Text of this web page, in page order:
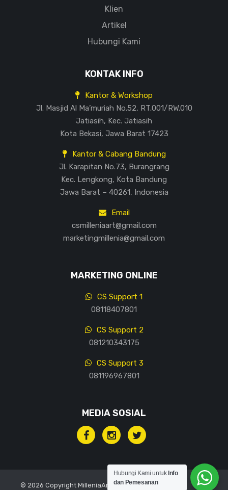
Klien
Artikel
Hubungi Kami
KONTAK INFO
Kantor & Workshop
Jl. Masjid Al Ma’muriah No.52, RT.001/RW.010
Jatiasih, Kec. Jatiasih
Kota Bekasi, Jawa Barat 17423
Kantor & Cabang Bandung
Jl. Karapitan No.73, Burangrang
Kec. Lengkong, Kota Bandung
Jawa Barat – 40261, Indonesia
Email
csmilleniaart@gmail.com
marketingmillenia@gmail.com
MARKETING ONLINE
CS Support 1
08118407801
CS Support 2
081210343175
CS Support 3
081196967801
MEDIA SOSIAL
© 2026 Copyright MilleniaArt, All rights reserved.
Hubungi Kami untuk Info
dan Pemesanan